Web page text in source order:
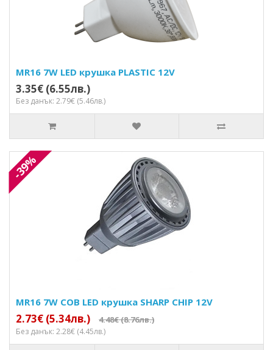
MR16 7W LED крушка PLASTIC 12V
3.35€ (6.55лв.)
Без данък: 2.79€ (5.46лв.)
-39%
MR16 7W COB LED крушка SHARP CHIP 12V
2.73€ (5.34лв.) 4.48€ (8.76лв.)
Без данък: 2.28€ (4.45лв.)